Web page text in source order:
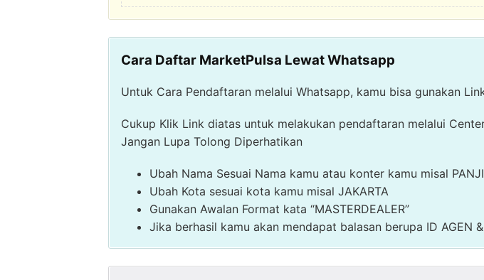
Cara Daftar MarketPulsa Lewat Whatsapp
Untuk Cara Pendaftaran melalui Whatsapp, kamu bisa gunakan
Cukup Klik Link diatas untuk melakukan pendaftaran melalui
Jangan Lupa Tolong Diperhatikan
Ubah Nama Sesuai Nama kamu atau konter kamu misal
Ubah Kota sesuai kota kamu misal JAKARTA
Gunakan Awalan Format kata “MASTERDEALER”
Jika berhasil kamu akan mendapat balasan berupa ID AGEN